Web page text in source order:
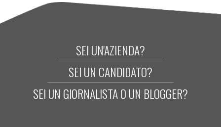
SEI UN'AZIENDA?
SEI UN CANDIDATO?
SEI UN GIORNALISTA O UN BLOGGER?